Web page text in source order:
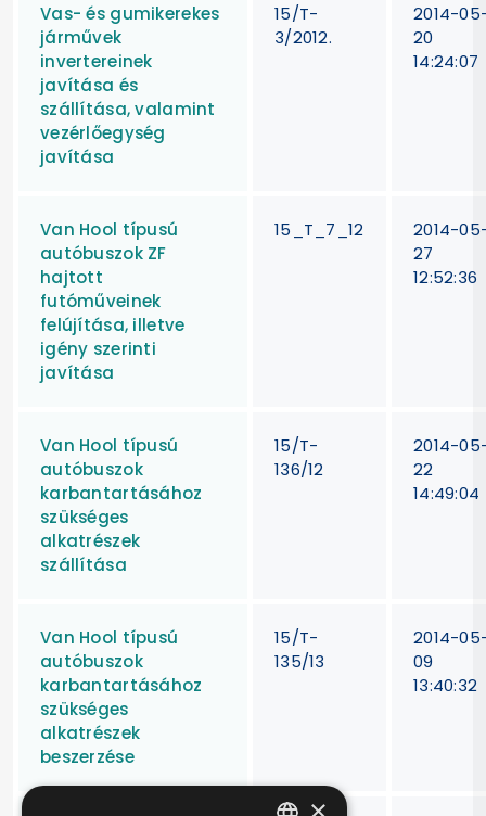
Vas- és gumikerekes
járművek
invertereinek
javítása és
szállítása, valamint
vezérlőegység
javítása
15/T-
3/2012.
2014-
20
14:24:07
Van Hool típusú
autóbuszok ZF
hajtott
futóműveinek
felújítása, illetve
igény szerinti
javítása
15_T_7_12
2014-
27
12:52:36
Van Hool típusú
autóbuszok
karbantartásához
szükséges
alkatrészek
szállítása
15/T-
136/12
2014-
22
14:49:04
Van Hool típusú
autóbuszok
karbantartásához
szükséges
alkatrészek
beszerzése
15/T-
135/13
2014-
09
13:40:32